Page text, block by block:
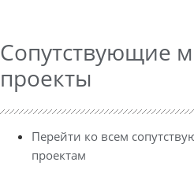
Сопутствующие
проекты
Перейти ко всем
проектам